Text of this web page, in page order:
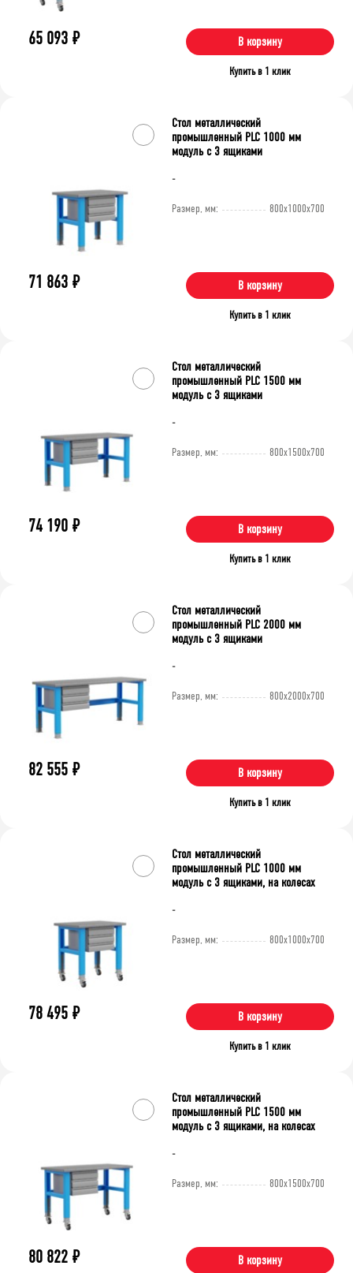
65 093 ₽ В корзину
Купить в 1 клик
-
Стол металлический
промышленный PLC 1000 мм
модуль с 3 ящиками
Размер, мм: 800x1000x700
71 863 ₽ В корзину
Купить в 1 клик
-
Стол металлический
промышленный PLC 1500 мм
модуль с 3 ящиками
Размер, мм: 800x1500x700
74 190 ₽ В корзину
Купить в 1 клик
-
Стол металлический
промышленный PLC 2000 мм
модуль с 3 ящиками
Размер, мм: 800x2000x700
82 555 ₽ В корзину
Купить в 1 клик
-
Стол металлический
промышленный PLC 1000 мм
модуль с 3 ящиками, на колесах
Размер, мм: 800x1000x700
78 495 ₽ В корзину
Купить в 1 клик
-
Стол металлический
промышленный PLC 1500 мм
модуль с 3 ящиками, на колесах
Размер, мм: 800x1500x700
80 822 ₽ В корзину